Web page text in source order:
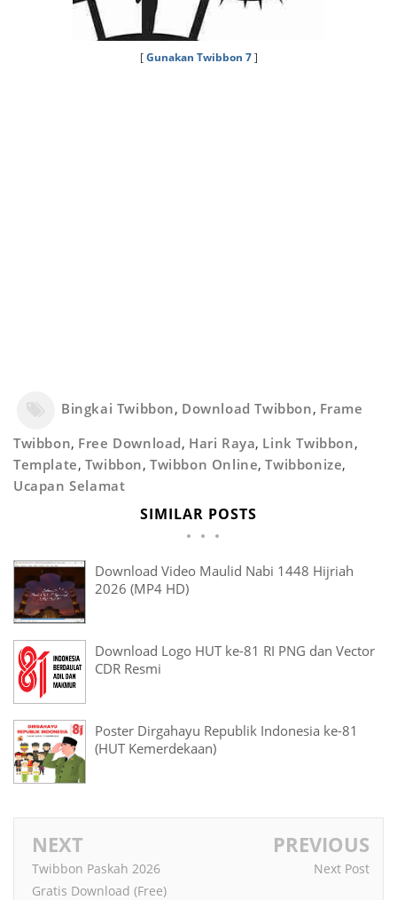
[Gunakan Twibbon 7]
Bingkai Twibbon, Download Twibbon, Frame
Twibbon, Free Download, Hari Raya, Link Twibbon,
Template, Twibbon,Twibbon Online,Twibbonize,
Ucapan Selamat
SIMILAR POSTS
Download Video Maulid Nabi 1448 Hijriah
2026 (MP4 HD)
Download Logo HUT ke-81 RI PNG dan Vector
CDR Resmi
Poster Dirgahayu Republik Indonesia ke-81
(HUT Kemerdekaan)
NEXT
Twibbon Paskah 2026
Gratis Download (Free)
PREVIOUS
Next Post